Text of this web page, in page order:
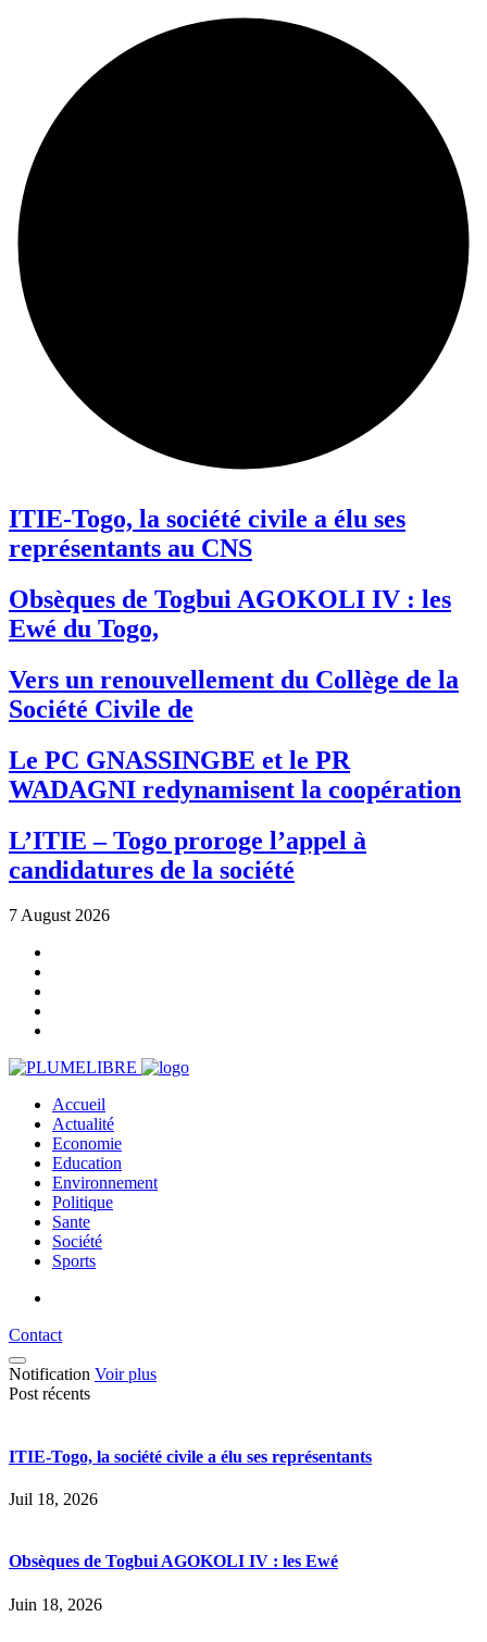
ITIE-Togo, la société civile a élu ses
représentants au CNS
Obsèques de Togbui AGOKOLI IV : les
Ewé du Togo,
Vers un renouvellement du Collège de la
Société Civile de
Le PC GNASSINGBE et le PR
WADAGNI redynamisent la coopération
L’ITIE – Togo proroge l’appel à
candidatures de la société
7 August 2026
Accueil
Actualité
Economie
Education
Environnement
Politique
Sante
Société
Sports
Contact
Notification Voir plus
Post récents
ITIE-Togo, la société civile a élu ses représentants
Juil 18, 2026
Obsèques de Togbui AGOKOLI IV : les Ewé
Juin 18, 2026